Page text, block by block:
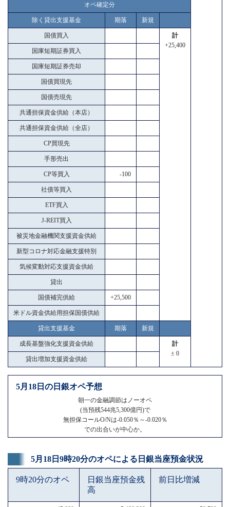
オペ確定分
除く貸出支援基金 期落 新規
国債買入
計
+25,400
国庫短期証券買入
国庫短期証券売却
国債買現先
国債売現先
共通担保資金供給（本店）
共通担保資金供給（全店）
CP買現先
手形売出
CP等買入 -100
社債等買入
ETF買入
J-REIT買入
被災地金融機関支援資金供給
新型コロナ対応金融支援特別
気候変動対応支援資金供給
貸出
国債補完供給 +25,500
米ドル資金供給用担保国債供給
貸出支援基金 期落 新規
成長基盤強化支援資金供給
計
± 0
貸出増加支援資金供給
5月18日の日銀オペ予想
朝一の金融調節はノーオペ
(当預残544兆5,300億円)で
無担保コールO/Nは-0.050％～-0.020％
での出合いが中心か。
5月18日9時20分のオペによる日銀当座預金状況
9時20分のオペ
日銀当座預金残
高
前日比増減